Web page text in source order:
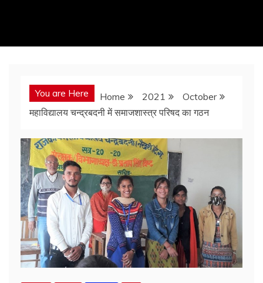
You are Here Home 2021
October
महाविद्यालय चन्द्रबदनी में समाजशास्त्र परिषद का गठन